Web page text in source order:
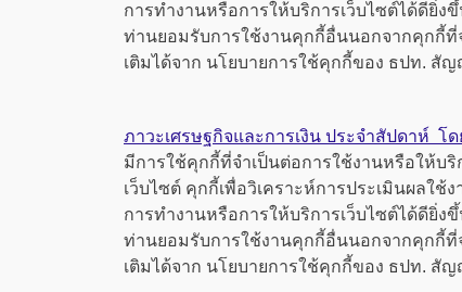
การทำงานหรือการให้บริการเว็บไซต์ได้ดียิ่ง
ท่านยอมรับการใช้งานคุกกี้อื่นนอกจากคุกกี้ที่
เติมได้จาก นโยบายการใช้คุกกี้ของ ธปท. สั
ภาวะเศรษฐกิจและการเงิน ประจำสัปดาห์ โด
มีการใช้คุกกี้ที่จำเป็นต่อการใช้งานหรือให้บ
เว็บไซต์ คุกกี้เพื่อวิเคราะห์การประเมินผลใ
การทำงานหรือการให้บริการเว็บไซต์ได้ดียิ่ง
ท่านยอมรับการใช้งานคุกกี้อื่นนอกจากคุกกี้ที่
เติมได้จาก นโยบายการใช้คุกกี้ของ ธปท. สั